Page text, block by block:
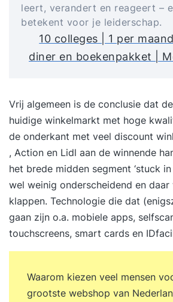
leert, verandert en reageert –
betekent voor je leiderschap.
10 colleges | 1 per
diner en boekenpakket |
Vrij algemeen is de conclusie dat
huidige winkelmarkt met hoge
de onderkant met veel discount
, Action en Lidl aan de winnende
het brede midden segment ‘stuck
wel weinig onderscheidend en daar
klappen. Technologie die dat
gaan zijn o.a. mobiele apps,
touchscreens, smart cards en
Waarom kiezen veel mensen
grootste webshop van